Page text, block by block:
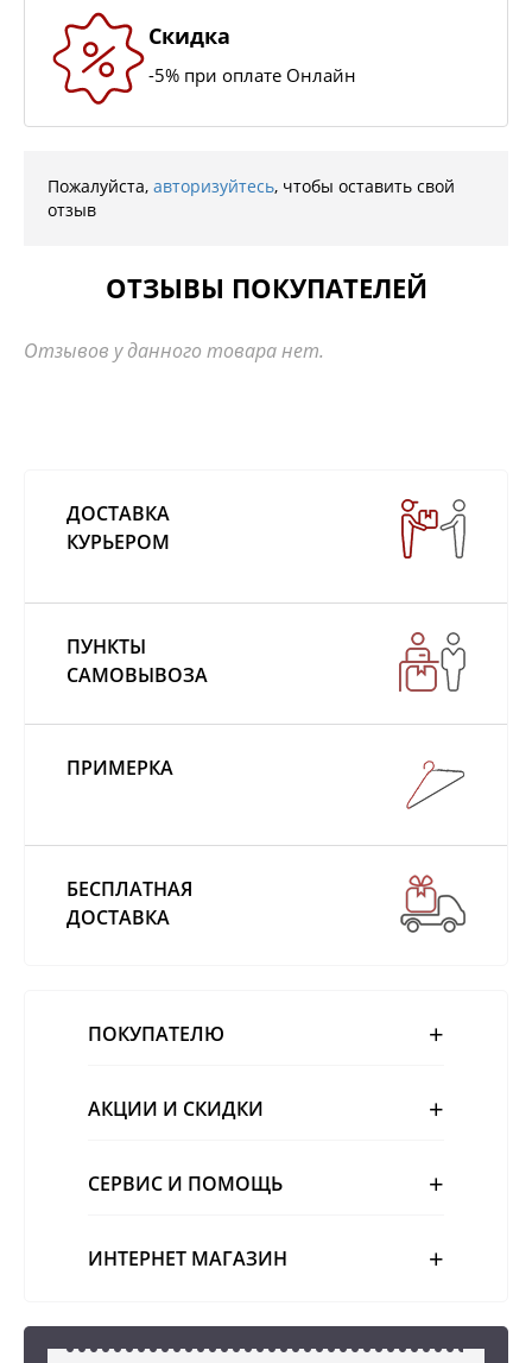
Скидка
-5% при оплате Онлайн
Пожалуйста, авторизуйтесь, чтобы оставить свой
отзыв
ОТЗЫВЫ ПОКУПАТЕЛЕЙ
Отзывов у данного товара нет.
ДОСТАВКА
КУРЬЕРОМ
ПУНКТЫ
САМОВЫВОЗА
ПРИМЕРКА
БЕСПЛАТНАЯ
ДОСТАВКА
ПОКУПАТЕЛЮ
АКЦИИ И СКИДКИ
СЕРВИС И ПОМОЩЬ
ИНТЕРНЕТ МАГАЗИН